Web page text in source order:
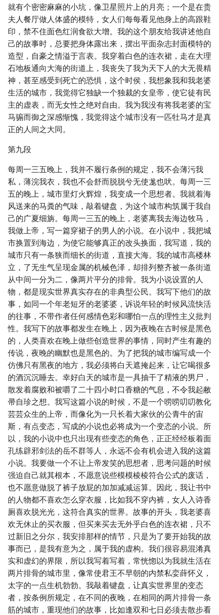
就有个密密麻麻的小坑，像卫星照片上的月亮；一个是在贵
夫人餐厅做人体盛的模特，女人们每每看见他身上的高跟鞋
印，禁不住面色红润食欲大增。我的这个朋友给我讲述他自
己的故事时，总要把身体露出来，摆出平面杂志封面模特的
造型，自豪之情溢于言表。我穿着白色的连衣裙，走在大理
石地板通向大海的街道上，我丧失了我为天下人的大无畏精
神，甚至感受到死亡的恐惧，这个时侯，我想象我和我老婆
生活的城市，我觉得它独缺一个独裁的女皇帝，使它徒有民
主的虚表，而无女性之绝对自由。我为我没有将我老婆的宝
马骟而御之深感惭愧，我觉得这个城市没有一匹牡马才是真
正的人间之大同。
第九段
每周一三五晚上，我并不履行条例的规定，我不会薄污我
私，薄浣我衣，我也不会舒而脱脱兮无使尨也吠。每周一三
五的晚上，城市里灯火辉煌，我变成一个思想者。我就着海
风送来的马粪的气味，敲着键盘，为这个城市构筑属于我自
己的广夏细旃。每周一三五的晚上，老婆离我去海边牧马，
我做上帝，写一篇穿裙子的男人的小说。在小说中，我把城
市换置到海边，为使它能够真正的改头换面，我写道，我的
城市只有一条狭而细长的街道，直接大海。我的城市高楼林
立，了无生气呈现金属的机械色泽，却排列整齐被一条街道
从中间一分为二，像两片平分的排骨。我为小说设置的人
物，都是现实世界真实存在的非典型公民。我写下他们的故
事，如同一个年老短牙的老婆婆，诉说年轻的时候风流快活
的往事，不带作者任何感情色彩和哪怕一点的理性主义批判
性。我写下的故事都发生在晚上，因为夜晚在古时候是黑色
的，人类喜欢在晚上做些创造世界的事情，同时产生有趣的
传说，夜晚的幽默也是黑色的。为了把我的城市编写成一个
仿佛只有黑夜的地方，我必须将白天遮掩起来，让它喝很多
的酒沉沉睡去。幸好白天的城市是一具抽干了精液的男尸，
散发着腐败和被嚼了二十四小时口香糖的气息，不令我起敝
帚自珍之想。我写这篇小说的时候，不是一个唠唠叨叨教化
芸芸众生的上帝，而像化为一只长着大家伙的公青牛的宙
斯，有点变态，写成的小说也必将成为一个变态的小说。所
以，我的小说中也只出现有些变态的角色，正正经经板着面
孔练辟邪剑法的岳不群等人，永远不会有机会进入我的这篇
小说。我要做一个不让上帝发笑的思想者，思考问题的时候
强迫自己就其根本，不愿意说些模模棱棱符合公式的废话，
也不愿意做脱了裤子放屁的加加减减运算。因此，我让书中
的人物都不喜欢怎么穿衣服，比如我不穿内裤，女人入诗香
厕喜欢脱光光，这符合真实的世界。故事的开头，我老婆喜
欢无休止的买衣服，但买来买去无外乎白色的连衣裙，只不
过新旧之分尔，我安排那样的情节，只是为了要开始我的故
事而已，是我有意为之，属于我的虚构。我们很容易混淆真
实和虚幻的界限，所以我写着写着，常恍惚以为我就生活在
两片排骨的城市里，像常使君王不早朝的内禁私娈薛怀义，
太字的一点生机勃勃。我敲着键盘，让真实世界里的变态
者，按条例所规定，在不同的夜晚，在相同的两片排骨一条
筋的城市，重现他们的故事，比如逢双和七日必须去散步看